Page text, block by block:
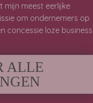
mijn meest eerlijke
om ondernemers op
concessie loze business
ALLE